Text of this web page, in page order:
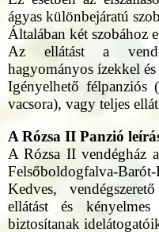
ágyas különbejáratú
Általában két szobához
Az ellátást a
hagyományos ízekkel és
Igényelhető félpanziós
vacsora), vagy teljes
A Rózsa II Panzió
A Rózsa II vendégház
Felsőboldogfalva-Barót-
Kedves,
ellátást és
biztosítanak